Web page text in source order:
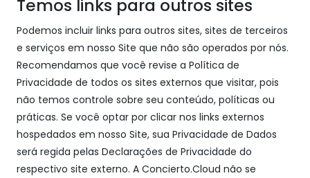
Temos links para outros sites
Podemos incluir links para outros sites, sites de terceiros
e serviços em nosso Site que não são operados por nós.
Recomendamos que você revise a Política de
Privacidade de todos os sites externos que visitar, pois
não temos controle sobre seu conteúdo, políticas ou
práticas. Se você optar por clicar nos links externos
hospedados em nosso Site, sua Privacidade de Dados
será regida pelas Declarações de Privacidade do
respectivo site externo. A Concierto.Cloud não se